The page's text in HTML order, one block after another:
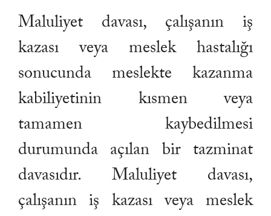
Maluliyet davası, çalışanın iş
kazası veya meslek hastalığı
sonucunda meslekte kazanma
kabiliyetinin kısmen veya
tamamen kaybedilmesi
durumunda açılan bir tazminat
davasıdır. Maluliyet davası,
çalışanın iş kazası veya meslek